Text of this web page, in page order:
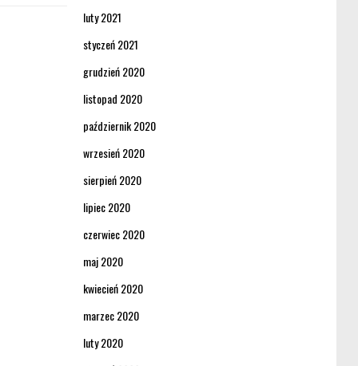
luty 2021
styczeń 2021
grudzień 2020
listopad 2020
październik 2020
wrzesień 2020
sierpień 2020
lipiec 2020
czerwiec 2020
maj 2020
kwiecień 2020
marzec 2020
luty 2020